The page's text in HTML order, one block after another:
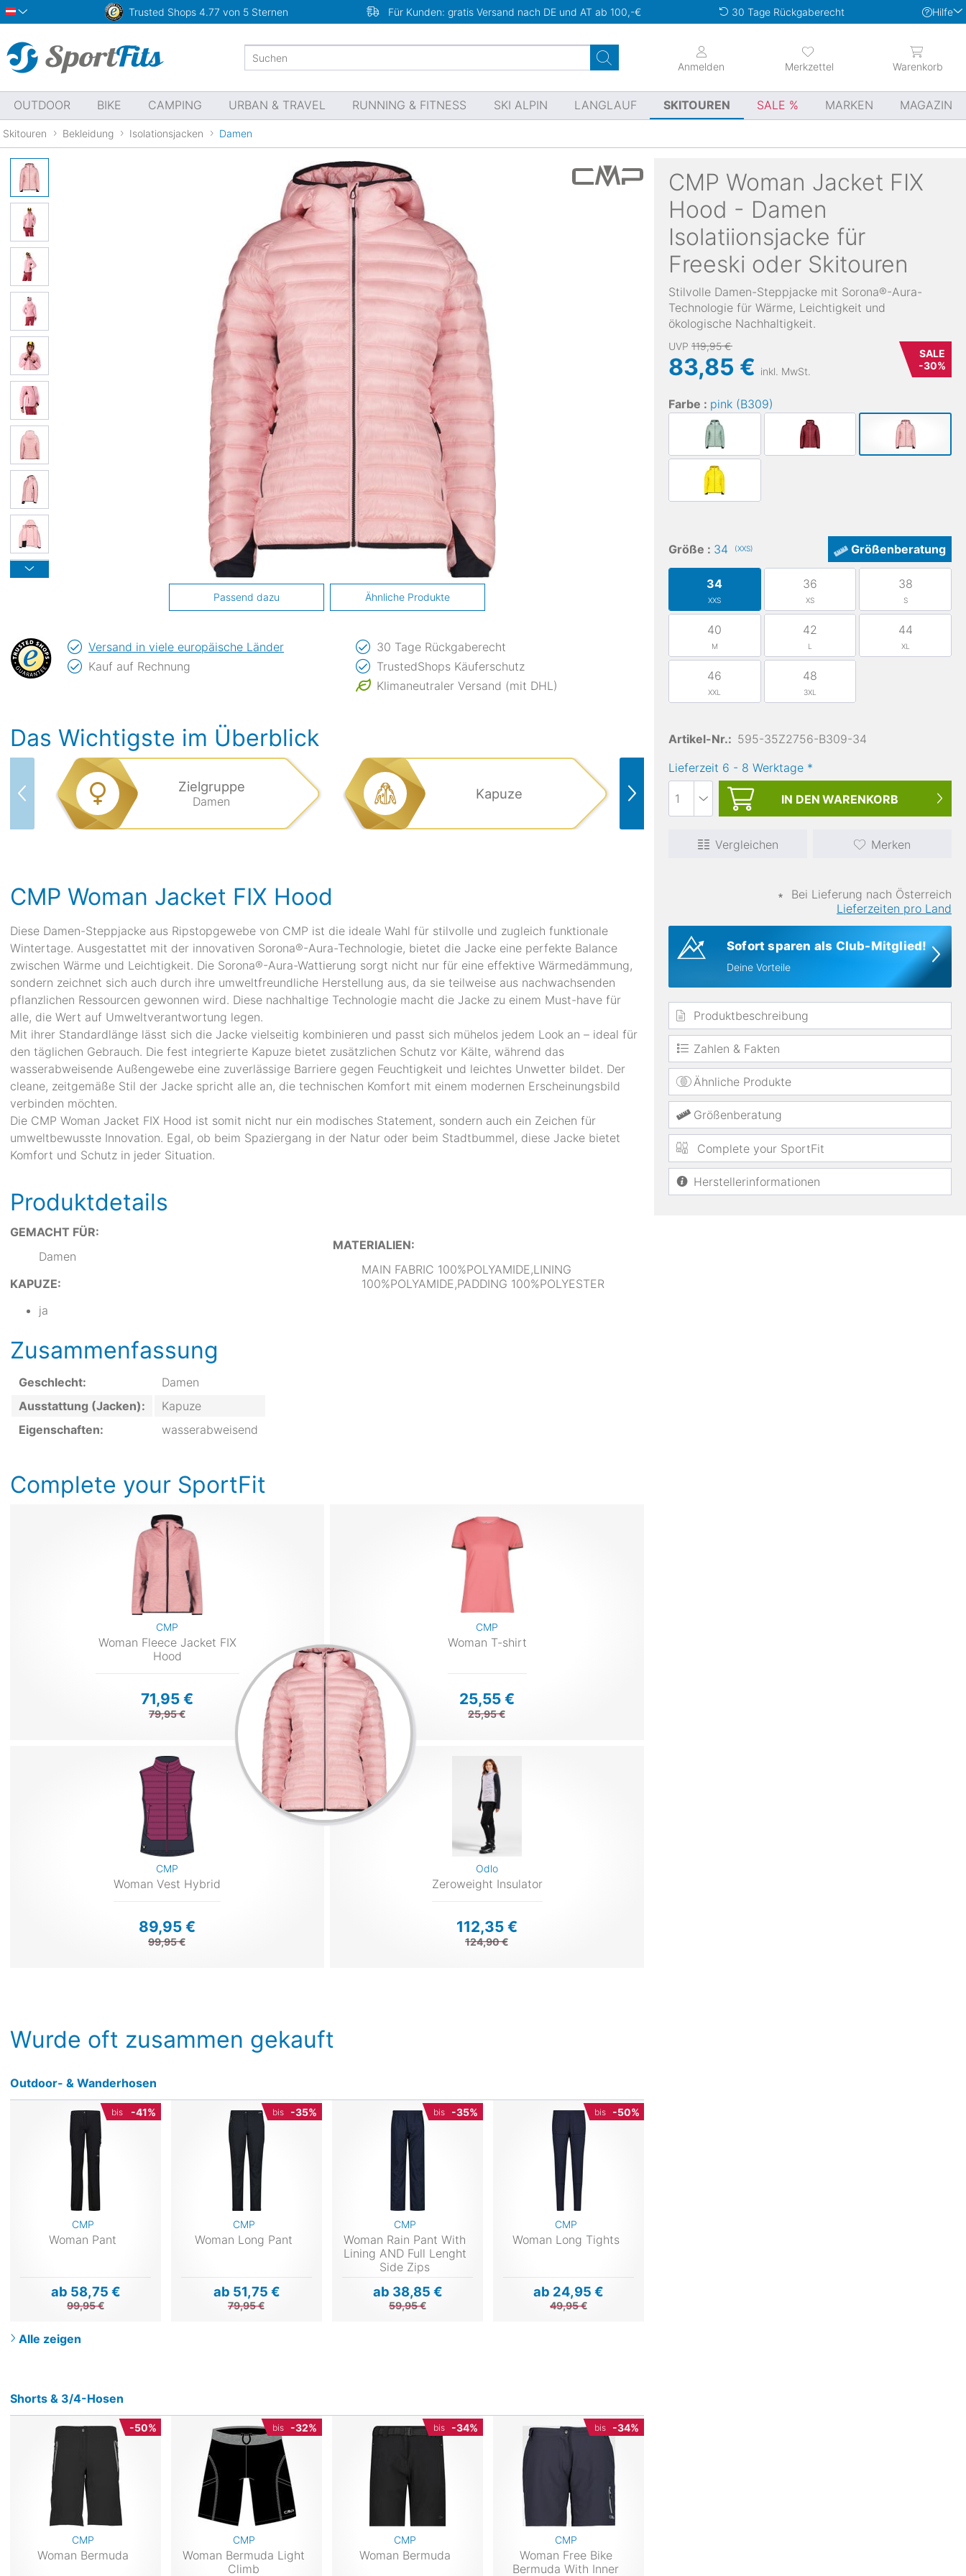
Österreich Trusted Shops 4.77 von 5 Sternen Für Kunden: gratis Versand nach DE und AT ab 100,-€ 30 Tage Rückgaberecht Hilfe
Merkzettel
Anmelden Warenkorb
OUTDOOR BIKE CAMPING URBAN & TRAVEL RUNNING & FITNESS SKI ALPIN LANGLAUF SKITOUREN SALE MARKEN MAGAZIN
Skitouren Bekleidung Isolationsjacken Damen
CMP Woman Jacket FIX
Hood - Damen
Isolatiionsjacke für
Freeski oder Skitouren
Stilvolle Damen-Steppjacke mit Sorona®-Aura-
Technologie für Wärme, Leichtigkeit und
ökologische Nachhaltigkeit.
UVP 119,95 €
83,85 € inkl. MwSt.
SALE
-30%
Farbe : pink (B309)
Größe : 34 (XXS) Größenberatung
34
XXS
36
XS
38
S
40
M
42
L
44
XL
46
XXL
48
3XL
Artikel-Nr.: 595-35Z2756-B309-34
Lieferzeit 6 - 8 Werktage *
IN DEN WARENKORB
Vergleichen Merken
∗
Bei Lieferung nach Österreich
Lieferzeiten pro Land
Sofort sparen als Club-Mitglied!
Deine Vorteile
Produktbeschreibung
Zahlen & Fakten
Ähnliche Produkte
Größenberatung
Complete your SportFit
Herstellerinformationen
Passend dazu Ähnliche Produkte
Versand in viele europäische Länder
Kauf auf Rechnung
30 Tage Rückgaberecht
TrustedShops Käuferschutz
Klimaneutraler Versand (mit DHL)
Das Wichtigste im Überblick
Zielgruppe
Damen Kapuze wasserabweisend
CMP Woman Jacket FIX Hood
Diese Damen-Steppjacke aus Ripstopgewebe von CMP ist die ideale Wahl für stilvolle und zugleich funktionale
Wintertage. Ausgestattet mit der innovativen Sorona®-Aura-Technologie, bietet die Jacke eine perfekte Balance
zwischen Wärme und Leichtigkeit. Die Sorona®-Aura-Wattierung sorgt nicht nur für eine effektive Wärmedämmung,
sondern zeichnet sich auch durch ihre umweltfreundliche Herstellung aus, da sie teilweise aus nachwachsenden
pflanzlichen Ressourcen gewonnen wird. Diese nachhaltige Technologie macht die Jacke zu einem Must-have für
alle, die Wert auf Umweltverantwortung legen.
Mit ihrer Standardlänge lässt sich die Jacke vielseitig kombinieren und passt sich mühelos jedem Look an – ideal für
den täglichen Gebrauch. Die fest integrierte Kapuze bietet zusätzlichen Schutz vor Kälte, während das
wasserabweisende Außengewebe eine zuverlässige Barriere gegen Feuchtigkeit und leichtes Unwetter bildet. Der
cleane, zeitgemäße Stil der Jacke spricht alle an, die technischen Komfort mit einem modernen Erscheinungsbild
verbinden möchten.
Die CMP Woman Jacket FIX Hood ist somit nicht nur ein modisches Statement, sondern auch ein Zeichen für
umweltbewusste Innovation. Egal, ob beim Spaziergang in der Natur oder beim Stadtbummel, diese Jacke bietet
Komfort und Schutz in jeder Situation.
Produktdetails
GEMACHT FÜR:
Damen
KAPUZE:
ja
MATERIALIEN:
MAIN FABRIC 100%POLYAMIDE,LINING
100%POLYAMIDE,PADDING 100%POLYESTER
Zusammenfassung
Geschlecht:
Damen
Ausstattung (Jacken):
Kapuze
Eigenschaften:
wasserabweisend
Complete your SportFit
CMP
Woman Fleece Jacket FIX
Hood
71,95 €
79,95 €
CMP
Woman T-shirt
25,55 €
25,95 €
CMP
Woman Vest Hybrid
89,95 €
99,95 €
Odlo
Zeroweight Insulator
112,35 €
124,90 €
Wurde oft zusammen gekauft
Outdoor- & Wanderhosen
bis -41%
CMP
Woman Pant
ab 58,75 €
99,95 €
bis -35%
CMP
Woman Long Pant
ab 51,75 €
79,95 €
bis -35%
CMP
Woman Rain Pant With
Lining AND Full Lenght
Side Zips
ab 38,85 €
59,95 €
bis -50%
CMP
Woman Long Tights
ab 24,95 €
49,95 €
Alle zeigen
Shorts & 3/4-Hosen
-50%
CMP
Woman Bermuda
bis -32%
CMP
Woman Bermuda Light
Climb
bis -34%
CMP
Woman Bermuda
bis -34%
CMP
Woman Free Bike
Bermuda With Inner